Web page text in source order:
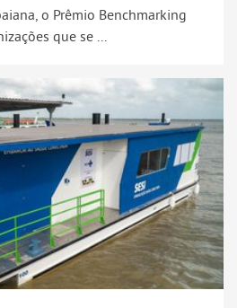
o Prêmio Benchmarking
que se ...